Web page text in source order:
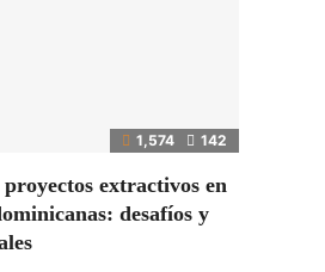
1,574 142
extractivos en
desafíos y